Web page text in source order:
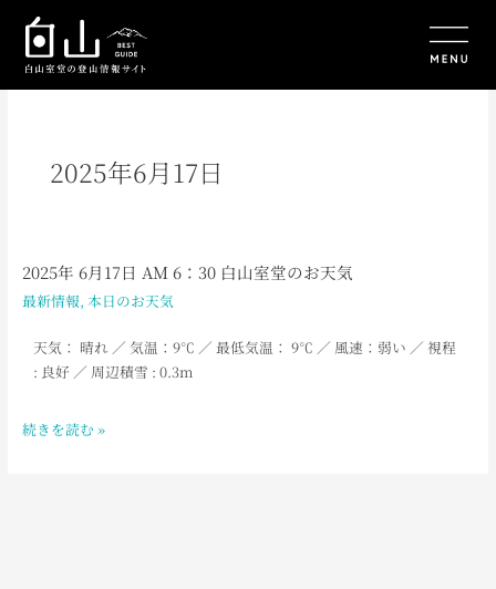
2025年6月17日
2025年 6月17日 AM 6：30 白山室堂のお天気
最新情報, 本日のお天気
天気： 晴れ ／ 気温：9℃ ／ 最低気温： 9℃ ／ 風速：弱い ／ 視程
: 良好 ／ 周辺積雪 : 0.3m
2025
年
月
17
AM
続きを読む »